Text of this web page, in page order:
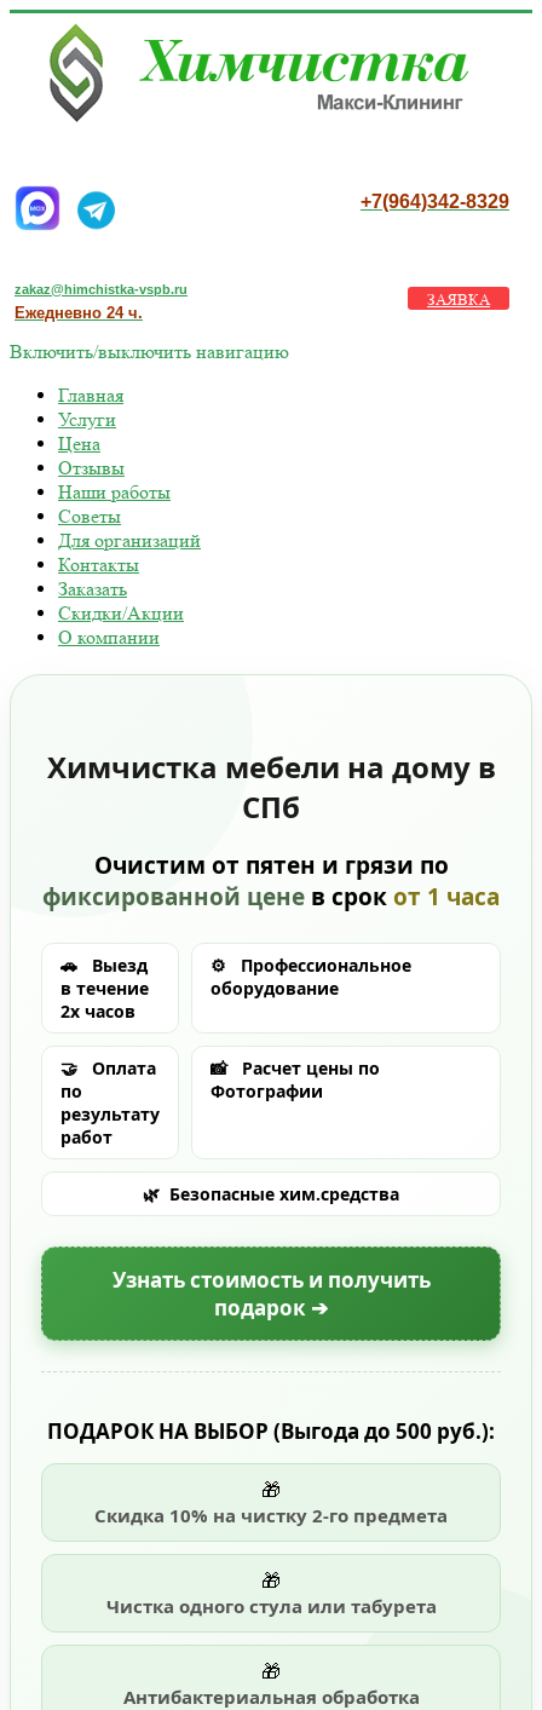
+7(964)342-8329
zakaz@himchistka-vspb.ru
Ежедневно 24 ч.
ЗАЯВКА
Включить/выключить навигацию
Главная
Услуги
Цена
Отзывы
Наши работы
Советы
Для организаций
Контакты
Заказать
Скидки/Акции
О компании
Химчистка мебели на дому в
СПб
Очистим от пятен и грязи по
фиксированной цене в срокот 1 часа
🚗
Выезд
в течение
2х часов
⚙️
Профессиональное
оборудование
🤝
Оплата
по
результату
работ
📸
Расчет цены по
Фотографии
🌿 Безопасные хим.средства
Узнать стоимость и получить
подарок ➔
ПОДАРОК НА ВЫБОР (Выгода до 500 руб.):
🎁
Скидка 10% на чистку 2-го предмета
🎁
Чистка одного стула или табурета
🎁
Антибактериальная обработка